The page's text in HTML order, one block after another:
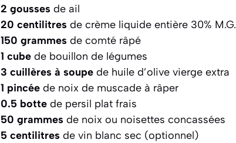
2 gousses de ail
20 centilitres de crème liquide entière 30% M.G.
150 grammes de comté râpé
1 cube de bouillon de légumes
3 cuillères à soupe de huile d’olive vierge extra
1 pincée de noix de muscade à râper
0.5 botte de persil plat frais
50 grammes de noix ou noisettes concassées
5 centilitres de vin blanc sec (optionnel)